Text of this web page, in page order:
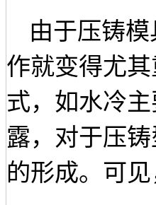
由于压铸
作就变得尤
式，如水冷
露，对于压
的形成。可